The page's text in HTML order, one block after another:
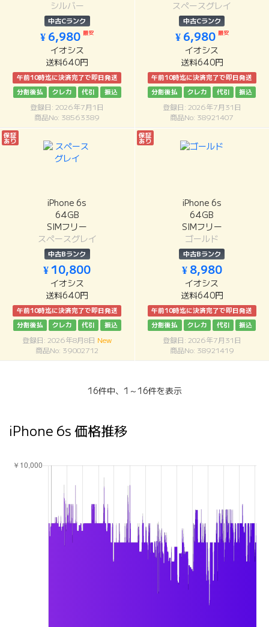
シルバー
中古Cランク
¥ 6,980最安
イオシス
送料640円
午前10時迄に決済完了で即日発送
分割後払
クレカ 代引 振込
登録日: 2026年7月1日
商品No: 38563389
スペースグレイ
中古Cランク
¥ 6,980 最安
イオシス
送料640円
午前10時迄に決済完了で即日発送
分割後払
クレカ 代引 振込
登録日: 2026年7月31日
商品No: 38921407
保証
あり
iPhone 6s
64GB
SIMフリー
スペースグレイ
中古Bランク
¥ 10,800
イオシス
送料640円
午前10時迄に決済完了で即日発送
分割後払
クレカ 代引 振込
登録日: 2026年8月8日 New
商品No: 39002712
保証
あり
iPhone 6s
64GB
SIMフリー
ゴールド
中古Bランク
¥ 8,980
イオシス
送料640円
午前10時迄に決済完了で即日発送
分割後払
クレカ 代引 振込
登録日: 2026年7月31日
商品No: 38921419
16件中、1～16件を表示
iPhone 6s 価格推移